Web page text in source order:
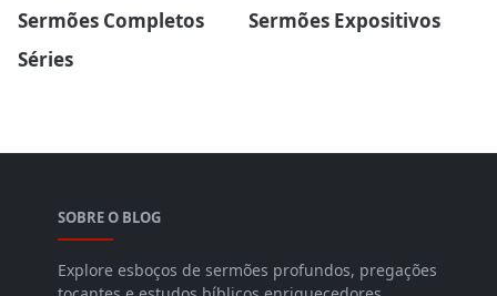
Sermões Completos
Sermões Expositivos
Séries
SOBRE O BLOG
Explore esboços de sermões profundos, pregações